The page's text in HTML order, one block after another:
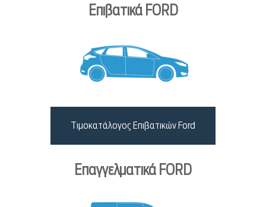
Επιβατικά FORD
Τιμοκατάλογος Επιβατικών Ford
Επαγγελματικά FORD